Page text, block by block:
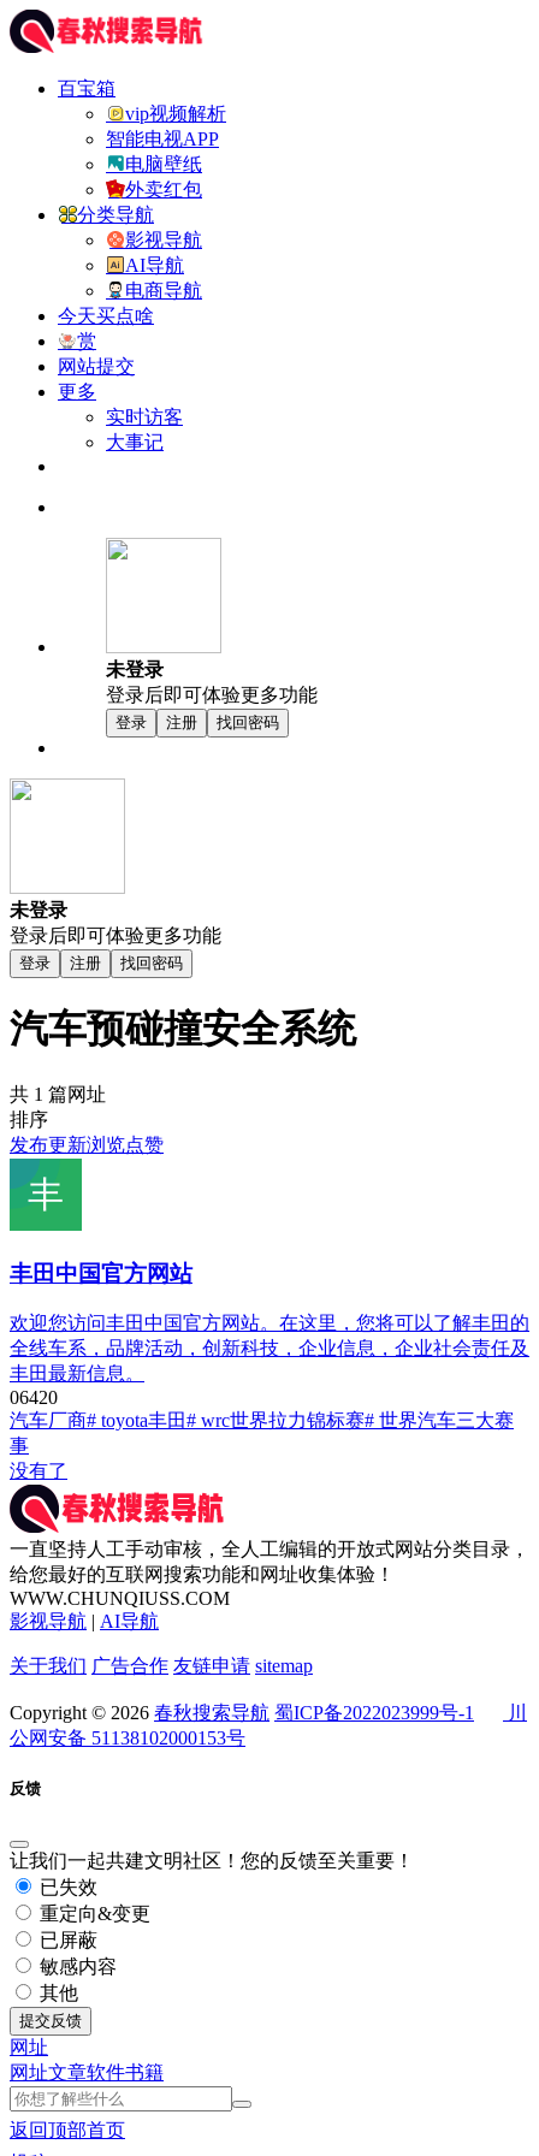
百宝箱
vip视频解析
智能电视APP
电脑壁纸
外卖红包
分类导航
影视导航
AI导航
电商导航
今天买点啥
赏
网站提交
更多
实时访客
大事记
未登录
登录后即可体验更多功能
登录 注册 找回密码
未登录
登录后即可体验更多功能
登录 注册 找回密码
汽车预碰撞安全系统
共 1 篇网址
排序
发布更新浏览点赞
丰田中国官方网站
欢迎您访问丰田中国官方网站。在这里，您将可以了解丰田的
全线车系，品牌活动，创新科技，企业信息，企业社会责任及
丰田最新信息。
06420
汽车厂商# toyota丰田# wrc世界拉力锦标赛# 世界汽车三大赛
事
没有了
一直坚持人工手动审核，全人工编辑的开放式网站分类目录，
给您最好的互联网搜索功能和网址收集体验！
WWW.CHUNQIUSS.COM
影视导航 | AI导航
关于我们 广告合作 友链申请 sitemap
Copyright © 2026 春秋搜索导航 蜀ICP备2022023999号-1
川
公网安备 51138102000153号
反馈
让我们一起共建文明社区！您的反馈至关重要！
已失效
重定向&变更
已屏蔽
敏感内容
其他
提交反馈
网址
网址文章软件书籍
返回顶部首页